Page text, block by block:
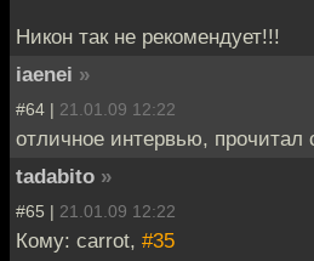
Никон так не рекомендует!!!
iaenei »
#64 | 21.01.09 12:22
отличное интервью, прочитал
tadabito »
#65 | 21.01.09 12:22
Кому: carrot, #35